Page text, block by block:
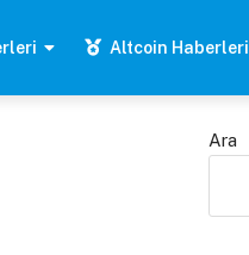
Altcoin Haberleri
Ara